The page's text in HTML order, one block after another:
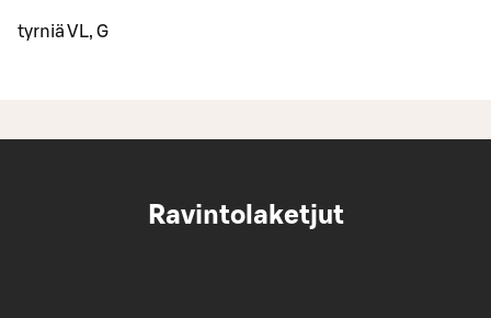
tyrniä VL, G
Ravintolaketjut